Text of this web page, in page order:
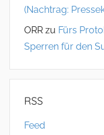
(Nachtrag:
ORR zu Fürs
Sperren für den
RSS
Feed